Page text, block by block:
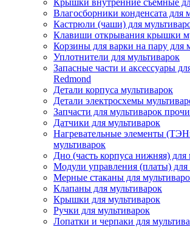
Крышки внутренние съёмные
Влагосборники конденсата для
Кастрюли (чаши) для
Клавиши открывания крышки
Корзины для варки на пару для
Уплотнители для мультиварок
Запасные части и аксессуары
Redmond
Детали корпуса мультиварок
Детали электросхемы
Запчасти для мультиварок
Датчики для мультиварок
Нагревательные элементы
мультиварок
Дно (часть корпуса нижняя) для
Модули управления (платы) для
Мерные стаканы для
Клапаны для мультиварок
Крышки для мультиварок
Ручки для мультиварок
Лопатки и черпаки для